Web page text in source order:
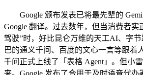
Google 颁布发表已将最先辈的
Google 翻译。过去数年，但当消费者实
驾驶”时，好比昆仑万维的天工AI、字
巴的通义千问、百度的文心一言等跟着
千问正式上线了「表格 Agent」。但小
来。Google 发布了合用于及时语音代办